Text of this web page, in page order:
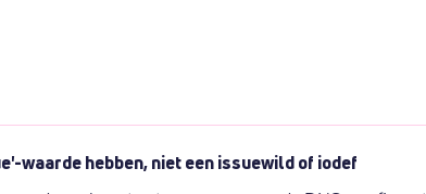
waarde hebben, niet een issuewild of iodef